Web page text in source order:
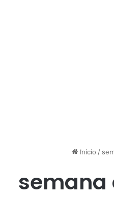
Início /
semana